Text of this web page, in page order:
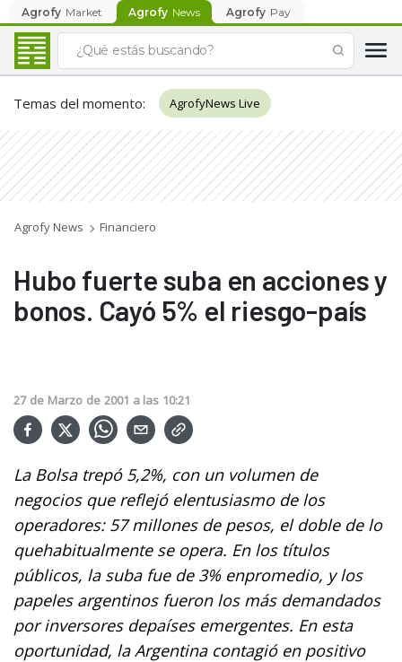
Agrofy Market Agrofy News Agrofy Pay
Temas del momento: AgrofyNews Live
Agrofy News Financiero
Hubo fuerte suba en acciones y
bonos. Cayó 5% el riesgo-país
27 de Marzo de 2001 a las 10:21
La Bolsa trepó 5,2%, con un volumen de
negocios que reflejó elentusiasmo de los
operadores: 57 millones de pesos, el doble de lo
quehabitualmente se opera. En los títulos
públicos, la suba fue de 3% enpromedio, y los
papeles argentinos fueron los más demandados
por inversores depaíses emergentes. En esta
oportunidad, la Argentina contagió en positivo